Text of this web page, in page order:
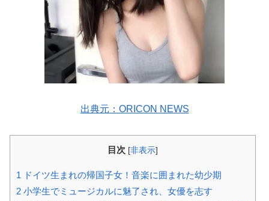
出典元：ORICON NEWS
目次 [非表示]
1 ドイツ生まれの帰国子女！音楽に囲まれた幼少期
2 小学生でミュージカルに魅了され、女優を志す